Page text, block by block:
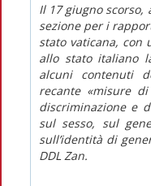
Il 17 giugno
sezione per i
stato vaticana, con
allo stato italiano
alcuni contenuti
recante «misure
discriminazione e
sul sesso, sul
sull’identità di
DDL Zan.